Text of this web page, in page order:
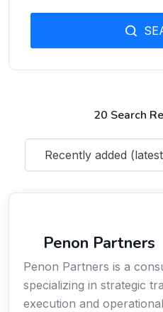
20 Search
Recently added
Penon Partners
Penon Partners is a
specializing in strategic
execution and